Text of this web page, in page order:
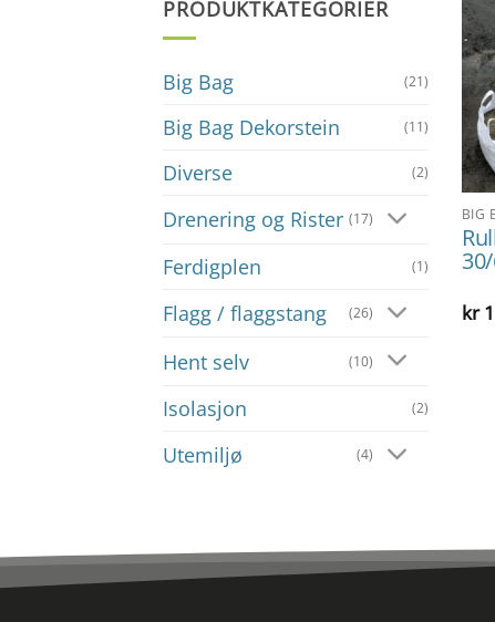
PRODUKTKATEGORIER
Big Bag (21)
Big Bag Dekorstein (11)
Diverse (2)
Drenering og Rister (17)
Ferdigplen (1)
Flagg / flaggstang (26)
Hent selv (10)
Isolasjon (2)
Utemiljø (4)
BIG
kr